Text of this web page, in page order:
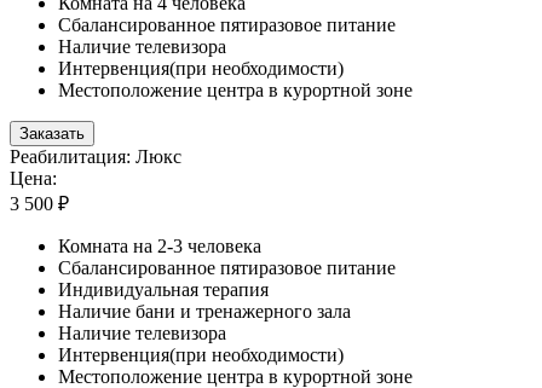
Сбалансированное пятиразовое питание
Наличие телевизора
Интервенция(при необходимости)
Местоположение центра в курортной зоне
Заказать
Реабилитация: Люкс
Цена:
3 500 ₽
Комната на 2-3 человека
Сбалансированное пятиразовое питание
Индивидуальная терапия
Наличие бани и тренажерного зала
Наличие телевизора
Интервенция(при необходимости)
Местоположение центра в курортной зоне